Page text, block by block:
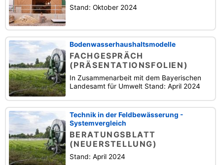
Stand: Oktober 2024
Bodenwasserhaushaltsmodelle
FACHGESPRÄCH
(PRÄSENTATIONSFOLIEN)
In Zusammenarbeit mit dem Bayerischen
Landesamt für Umwelt Stand: April 2024
Technik in der Feldbewässerung -
Systemvergleich
BERATUNGSBLATT
(NEUERSTELLUNG)
Stand: April 2024